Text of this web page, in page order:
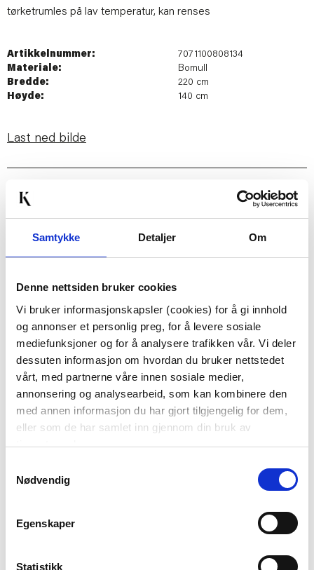
Samtykke Detaljer Om
Denne nettsiden bruker cookies
Vi bruker informasjonskapsler (cookies) for å gi innhold
og annonser et personlig preg, for å levere sosiale
mediefunksjoner og for å analysere trafikken vår. Vi deler
dessuten informasjon om hvordan du bruker nettstedet
vårt, med partnerne våre innen sosiale medier,
annonsering og analysearbeid, som kan kombinere den
med annen informasjon du har gjort tilgjengelig for dem,
eller som de har samlet inn gjennom din bruk av
tjenestene deres.
Nødvendig
Egenskaper
Statistikk
tørketrumles på lav temperatur, kan renses
Artikkelnummer:
7071100808134
Materiale:
Bomull
Bredde:
220 cm
Høyde:
140 cm
Last ned bilde
Passer med
SENGESETT FLANELL
WINTER
WONDERLAND 140*220
CM
Medl. 249,90
KJØP
50%
SENGESETT ADELE
SATENG, 140X220 CM,
ROSA
Medl.424,50
KJØP